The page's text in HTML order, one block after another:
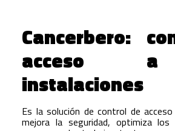
Cancerbero:
acceso
instalaciones
Es la solución de control de
mejora la seguridad, optimiza los